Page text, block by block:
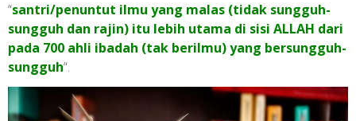
“santri/penuntut ilmu yang malas (tidak sungguh-
sungguh dan rajin) itu lebih utama di sisi ALLAH dari
pada 700 ahli ibadah (tak berilmu) yang bersungguh-
sungguh“.